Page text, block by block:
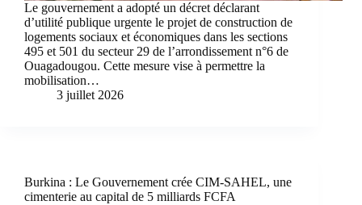
Le gouvernement a adopté un décret déclarant
d’utilité publique urgente le projet de construction de
logements sociaux et économiques dans les sections
495 et 501 du secteur 29 de l’arrondissement n°6 de
Ouagadougou. Cette mesure vise à permettre la
mobilisation…
3 juillet 2026
Burkina : Le Gouvernement crée CIM-SAHEL, une
cimenterie au capital de 5 milliards FCFA